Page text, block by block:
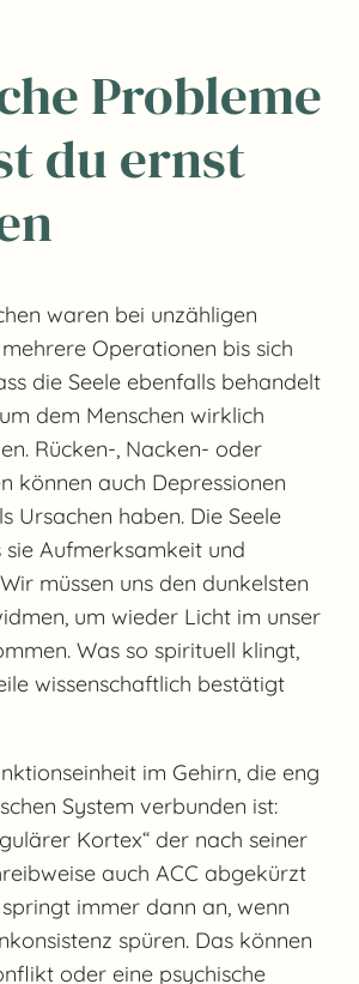
Probleme
du ernst
waren bei unzähligen
Operationen bis sich
die Seele ebenfalls behandelt
dem Menschen wirklich
Rücken-, Nacken- oder
können auch Depressionen
Ursachen haben. Die Seele
sie Aufmerksamkeit und
müssen uns den dunkelsten
um wieder Licht im unser
Was so spirituell klingt,
wissenschaftlich bestätigt
im Gehirn, die eng
System verbunden ist:
Kortex“ der nach seiner
auch ACC abgekürzt
immer dann an, wenn
spüren. Das können
oder eine psychische